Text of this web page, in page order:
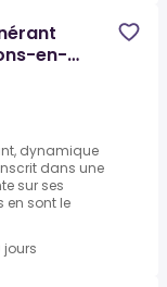
en-
dynamique
dans une
sur ses
en sont le
jours